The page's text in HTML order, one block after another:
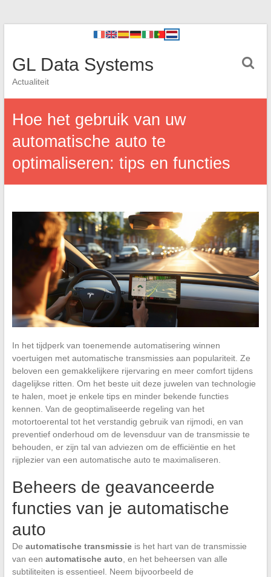
GL Data Systems
Actualiteit
Hoe het gebruik van uw
automatische auto te
optimaliseren: tips en functies
In het tijdperk van toenemende automatisering winnen
voertuigen met automatische transmissies aan populariteit. Ze
beloven een gemakkelijkere rijervaring en meer comfort tijdens
dagelijkse ritten. Om het beste uit deze juwelen van technologie
te halen, moet je enkele tips en minder bekende functies
kennen. Van de geoptimaliseerde regeling van het
motortoerental tot het verstandig gebruik van rijmodi, en van
preventief onderhoud om de levensduur van de transmissie te
behouden, er zijn tal van adviezen om de efficiëntie en het
rijplezier van een automatische auto te maximaliseren.
Beheers de geavanceerde
functies van je automatische
auto
De automatische transmissieis het hart van de transmissie
van een automatische auto , en het beheersen van alle
subtiliteiten is essentieel. Neem bijvoorbeeld de